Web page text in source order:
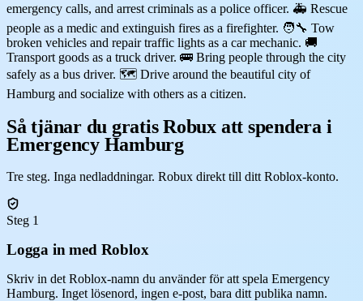
emergency calls, and arrest criminals as a police officer. 🚑 Rescue
people as a medic and extinguish fires as a firefighter. 🧑‍🔧 Tow
broken vehicles and repair traffic lights as a car mechanic. 🚚
Transport goods as a truck driver. 🚌 Bring people through the city
safely as a bus driver. 🗺️ Drive around the beautiful city of
Hamburg and socialize with others as a citizen.
Så tjänar du gratis Robux att spendera i
Emergency Hamburg
Tre steg. Inga nedladdningar. Robux direkt till ditt Roblox-konto.
Steg 1
Logga in med Roblox
Skriv in det Roblox-namn du använder för att spela Emergency
Hamburg. Inget lösenord, ingen e-post, bara ditt publika namn.